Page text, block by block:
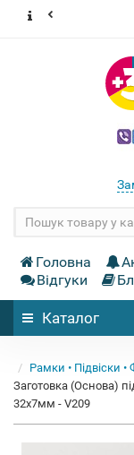
Головна
Відгуки
Каталог
Рамки • Підвіски •
Заготовка (Основа)
32x7мм - V209